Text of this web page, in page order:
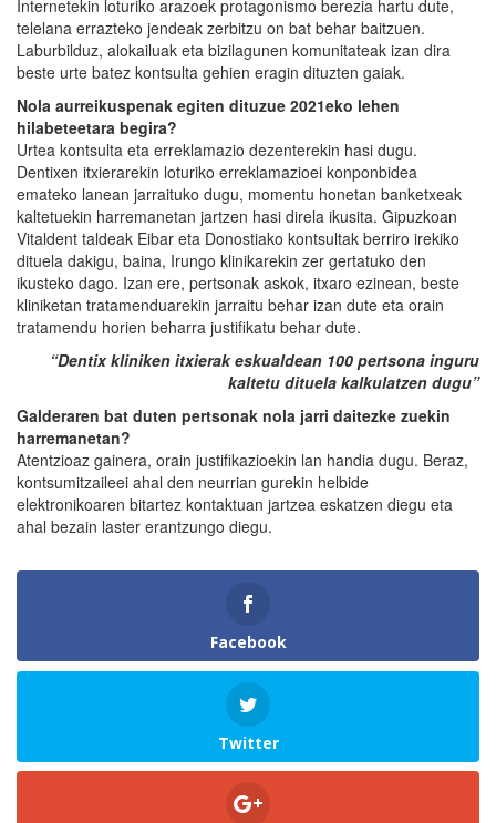
Internetekin loturiko arazoek protagonismo berezia hartu dute,
telelana errazteko jendeak zerbitzu on bat behar baitzuen.
Laburbilduz, alokailuak eta bizilagunen komunitateak izan dira
beste urte batez kontsulta gehien eragin dituzten gaiak.
Nola aurreikuspenak egiten dituzue 2021eko lehen
hilabeteetara begira?
Urtea kontsulta eta erreklamazio dezenterekin hasi dugu.
Dentixen itxierarekin loturiko erreklamazioei konponbidea
emateko lanean jarraituko dugu, momentu honetan banketxeak
kaltetuekin harremanetan jartzen hasi direla ikusita. Gipuzkoan
Vitaldent taldeak Eibar eta Donostiako kontsultak berriro irekiko
dituela dakigu, baina, Irungo klinikarekin zer gertatuko den
ikusteko dago. Izan ere, pertsonak askok, itxaro ezinean, beste
kliniketan tratamenduarekin jarraitu behar izan dute eta orain
tratamendu horien beharra justifikatu behar dute.
“Dentix kliniken itxierak eskualdean 100 pertsona inguru
kaltetu dituela kalkulatzen dugu”
Galderaren bat duten pertsonak nola jarri daitezke zuekin
harremanetan?
Atentzioaz gainera, orain justifikazioekin lan handia dugu. Beraz,
kontsumitzaileei ahal den neurrian gurekin helbide
elektronikoaren bitartez kontaktuan jartzea eskatzen diegu eta
ahal bezain laster erantzungo diegu.
Facebook
Twitter